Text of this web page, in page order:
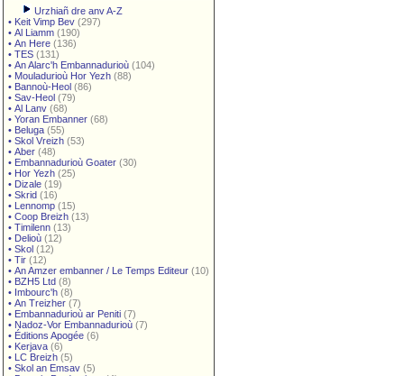
Urzhiañ dre anv A-Z
• Keit Vimp Bev (297)
• Al Liamm (190)
• An Here (136)
• TES (131)
• An Alarc'h Embannadurioù (104)
• Mouladurioù Hor Yezh (88)
• Bannoù-Heol (86)
• Sav-Heol (79)
• Al Lanv (68)
• Yoran Embanner (68)
• Beluga (55)
• Skol Vreizh (53)
• Aber (48)
• Embannadurioù Goater (30)
• Hor Yezh (25)
• Dizale (19)
• Skrid (16)
• Lennomp (15)
• Coop Breizh (13)
• Timilenn (13)
• Delioù (12)
• Skol (12)
• Tir (12)
• An Amzer embanner / Le Temps Editeur (10)
• BZH5 Ltd (8)
• Imbourc'h (8)
• An Treizher (7)
• Embannadurioù ar Peniti (7)
• Nadoz-Vor Embannadurioù (7)
• Éditions Apogée (6)
• Kerjava (6)
• LC Breizh (5)
• Skol an Emsav (5)